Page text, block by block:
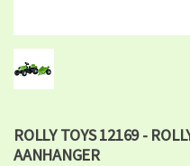
ROLLY TOYS 12169 -
AANHANGER